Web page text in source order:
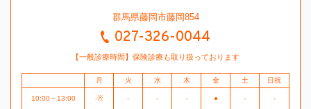
群馬県藤岡市藤岡854
027-326-0044
【一般診療時間】保険診療も取り扱っております
月 火 水 木 金 土 日祝
10:00～13:00 -※ - - - ● - -